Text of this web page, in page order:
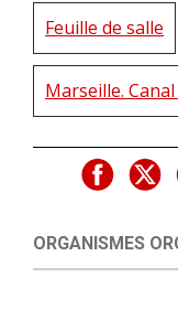
Feuille de salle
Marseille.
ORGANISMES